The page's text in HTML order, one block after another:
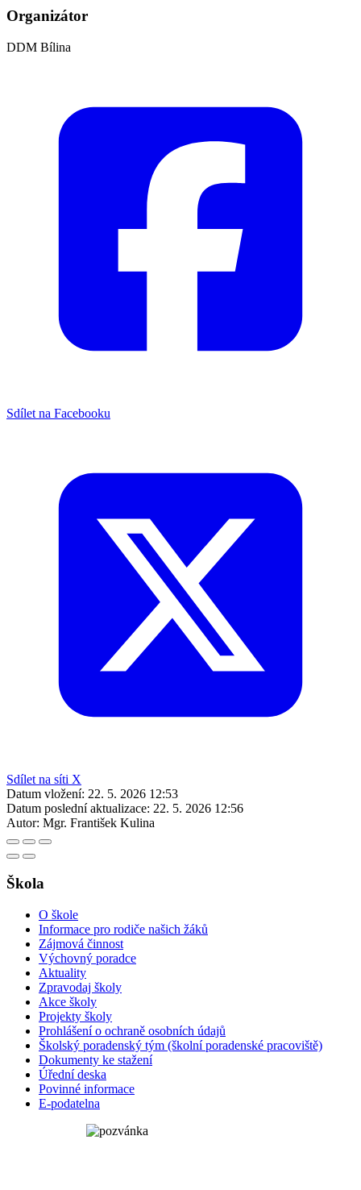
Organizátor
DDM Bílina
Sdílet na Facebooku
Sdílet na síti X
Datum vložení: 22. 5. 2026 12:53
Datum poslední aktualizace: 22. 5. 2026 12:56
Autor: Mgr. František Kulina
Škola
O škole
Informace pro rodiče našich žáků
Zájmová činnost
Výchovný poradce
Aktuality
Zpravodaj školy
Akce školy
Projekty školy
Prohlášení o ochraně osobních údajů
Školský poradenský tým (školní poradenské pracoviště)
Dokumenty ke stažení
Úřední deska
Povinné informace
E-podatelna